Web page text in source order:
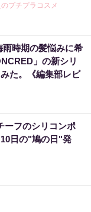
プチプラコスメ
雨時期の髪悩みに希
」の新シリ
た。《編集部レビ
ーフのシリコンポ
日の"鳩の日"発